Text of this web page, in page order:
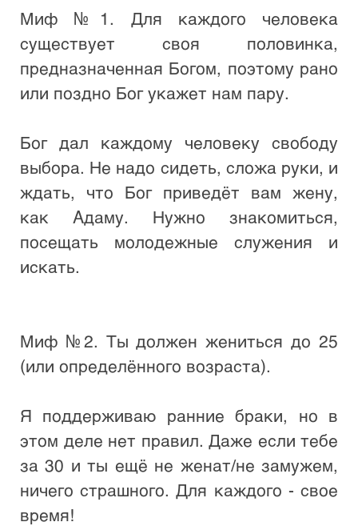
Миф №1. Для каждого человека
существует своя половинка,
предназначенная Богом, поэтому рано
или поздно Бог укажет нам пару.
Бог дал каждому человеку свободу
выбора. Не надо сидеть, сложа руки, и
ждать, что Бог приведёт вам жену,
как Адаму. Нужно знакомиться,
посещать молодежные служения и
искать.
Миф №2. Ты должен жениться до 25
(или определённого возраста).
Я поддерживаю ранние браки, но в
этом деле нет правил. Даже если тебе
за 30 и ты ещё не женат/не замужем,
ничего страшного. Для каждого - свое
время!